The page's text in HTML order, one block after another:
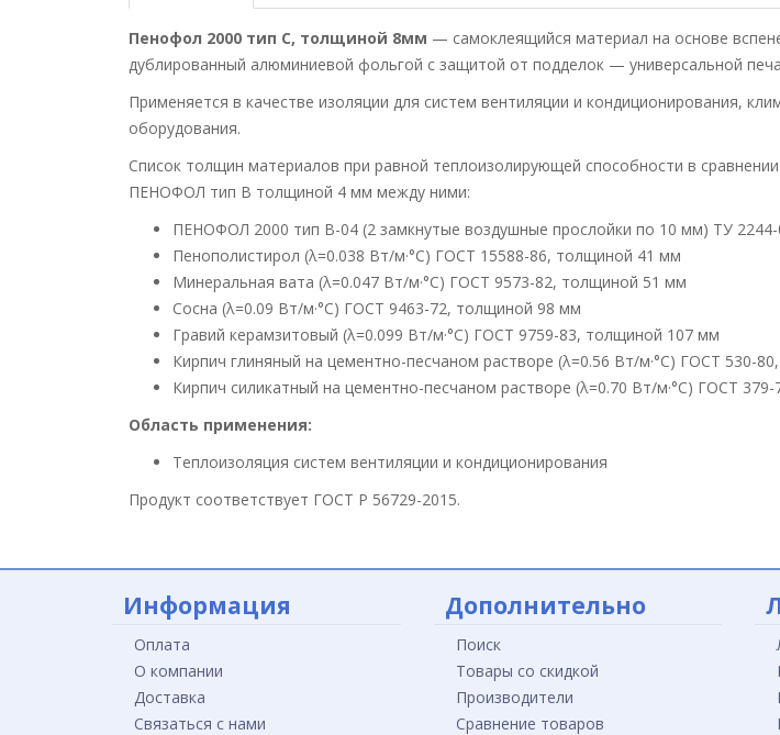
Пенофол 2000 тип C, толщиной 8мм — самоклеящийся материал на основе
дублированный алюминиевой фольгой с защитой от подделок — универсальной
Применяется в качестве изоляции для систем вентиляции и кондиционирования,
оборудования.
Список толщин материалов при равной теплоизолирующей способности в
ПЕНОФОЛ тип B толщиной 4 мм между ними:
ПЕНОФОЛ 2000 тип В-04 (2 замкнутые воздушные прослойки по 10 мм) ТУ
Пенополистирол (λ=0.038 Вт/м·°С) ГОСТ 15588-86, толщиной 41 мм
Минеральная вата (λ=0.047 Вт/м·°С) ГОСТ 9573-82, толщиной 51 мм
Сосна (λ=0.09 Вт/м·°С) ГОСТ 9463-72, толщиной 98 мм
Гравий керамзитовый (λ=0.099 Вт/м·°С) ГОСТ 9759-83, толщиной 107 мм
Кирпич глиняный на цементно-песчаном растворе (λ=0.56 Вт/м·°С) ГОСТ 530-
Кирпич силикатный на цементно-песчаном растворе (λ=0.70 Вт/м·°С) ГОСТ
Область применения:
Теплоизоляция систем вентиляции и кондиционирования
Продукт соответствует ГОСТ Р 56729-2015.
Информация
Оплата
О компании
Доставка
Связаться с нами
Дополнительно
Поиск
Товары со скидкой
Производители
Сравнение товаров